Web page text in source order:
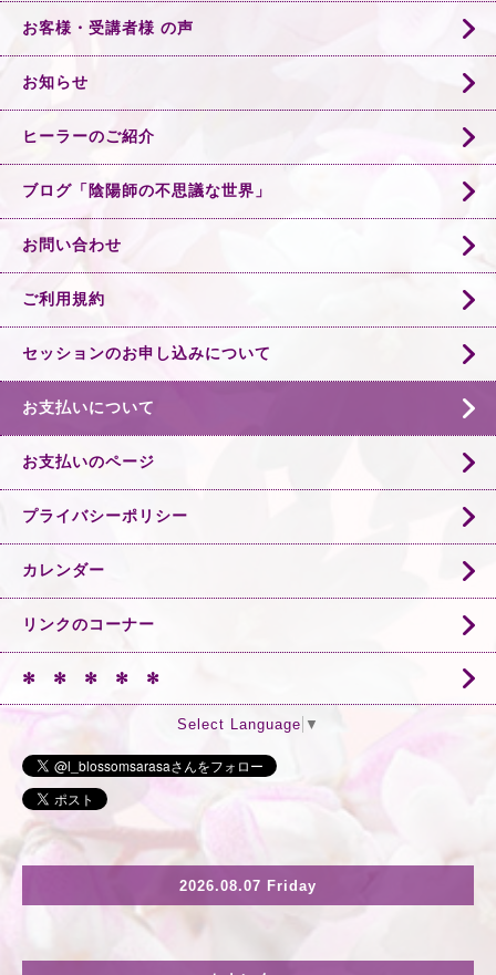
お客様・受講者様 の声
お知らせ
ヒーラーのご紹介
ブログ「陰陽師の不思議な世界」
お問い合わせ
ご利用規約
セッションのお申し込みについて
お支払いについて
お支払いのページ
プライバシーポリシー
カレンダー
リンクのコーナー
✻ ✻ ✻ ✻ ✻
Select Language ▼
2026.08.07 Friday